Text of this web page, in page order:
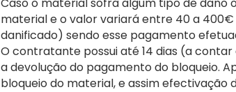
material e o valor variará entre 40 a
danificado) sendo esse pagamento
O contratante possui até 14 dias (a
a devolução do pagamento do bloqueio.
bloqueio do material, e assim efectivação